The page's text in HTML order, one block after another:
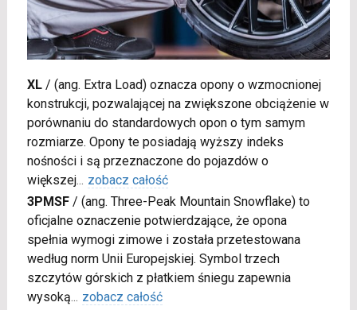
XL/ (ang. Extra Load) oznacza opony o wzmocnionej
konstrukcji, pozwalającej na zwiększone obciążenie w
porównaniu do standardowych opon o tym samym
rozmiarze. Opony te posiadają wyższy indeks
nośności i są przeznaczone do pojazdów o
większej... zobacz całość
3PMSF/ (ang. Three-Peak Mountain Snowflake) to
oficjalne oznaczenie potwierdzające, że opona
spełnia wymogi zimowe i została przetestowana
według norm Unii Europejskiej. Symbol trzech
szczytów górskich z płatkiem śniegu zapewnia
wysoką... zobacz całość